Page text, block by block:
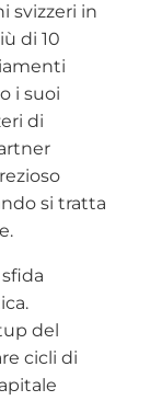
svizzeri in
di 10
i suoi
di
si tratta
del
cicli di